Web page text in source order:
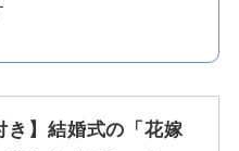
き】結婚式の「花嫁